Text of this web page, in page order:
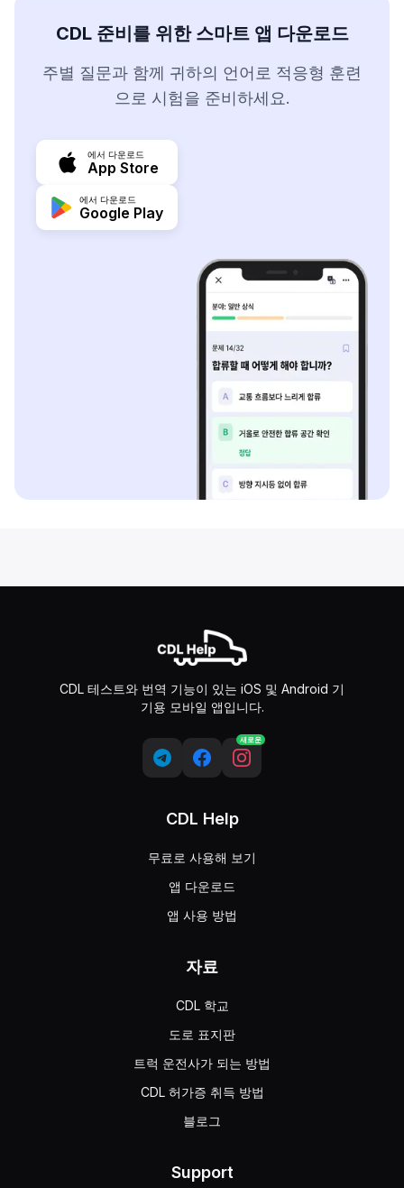
CDL 준비를 위한 스마트 앱 다운로드
주별 질문과 함께 귀하의 언어로 적응형 훈련
으로 시험을 준비하세요.
에서 다운로드
App Store
에서 다운로드
Google Play
CDL 테스트와 번역 기능이 있는 iOS 및 Android 기
기용 모바일 앱입니다.
새로운
CDL Help
무료로 사용해 보기
앱 다운로드
앱 사용 방법
자료
CDL 학교
도로 표지판
트럭 운전사가 되는 방법
CDL 허가증 취득 방법
블로그
Support